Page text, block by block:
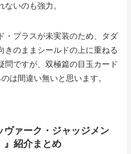
ないのも強力。
・プラスが未実装のため、タダ
きのままシールドの上に重ねる
問ですが、双極篇の目玉カード
は間違い無いと思います。
ヴァーク・ジャッジメン
』紹介まとめ